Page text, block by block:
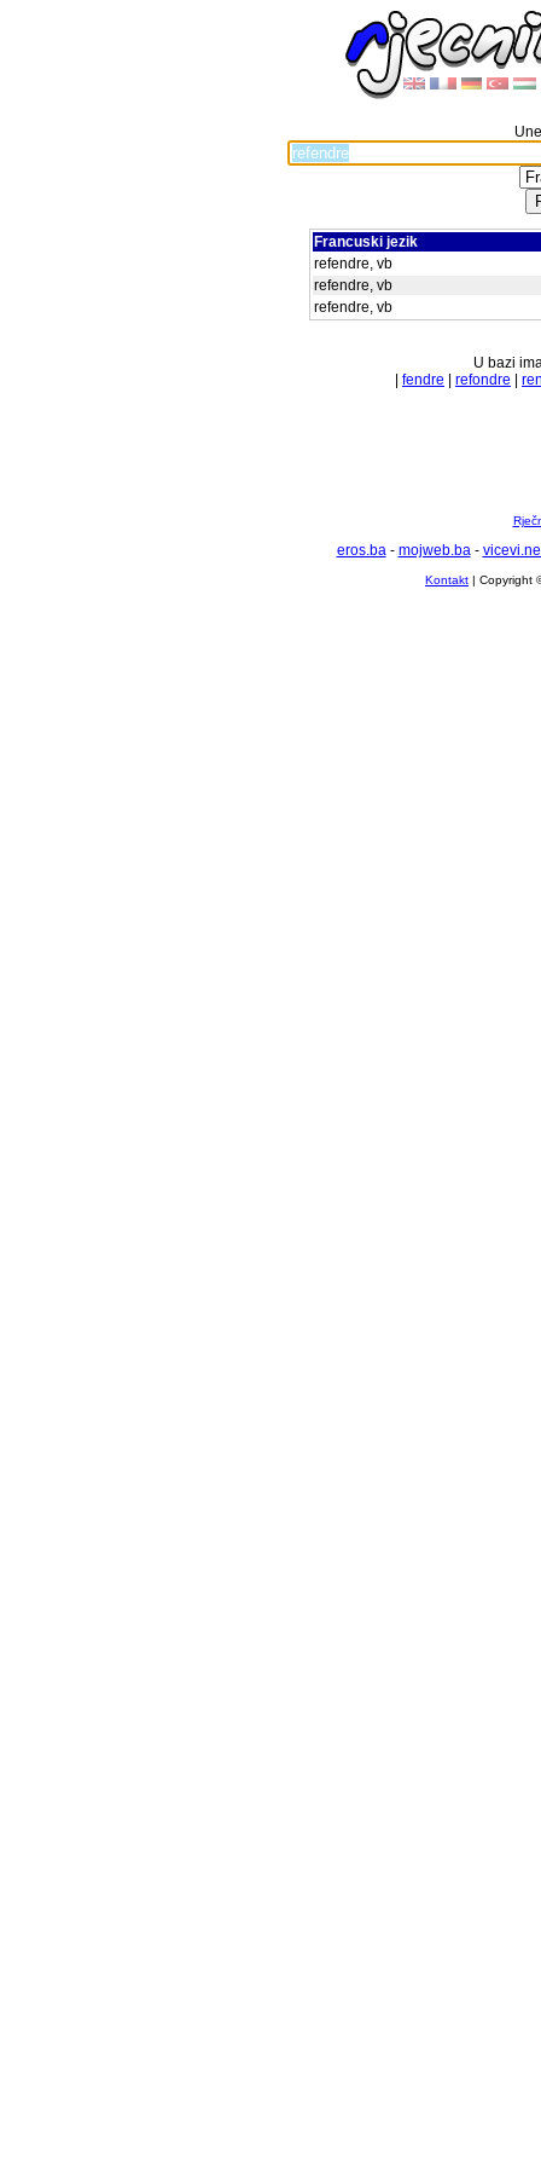
Francuski jezik
refendre, vb
refendre, vb
refendre, vb
U bazi
fendre refondre
eros.ba- mojweb.ba-
Kontakt | Copyright